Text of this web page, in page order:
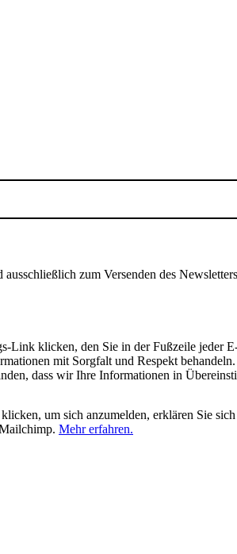
zum Versenden des
Link klicken, den Sie in der Fußzeile jeder
mit Sorgfalt und Respekt
dass wir Ihre Informationen in
um sich anzumelden, erklären Sie
Mehr erfahren.